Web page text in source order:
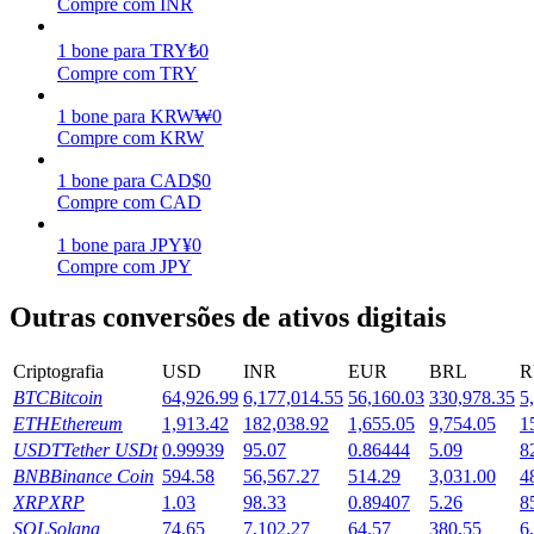
Ganhar
Ganhe recompensas competitivas diariamente
1 bone para TRY₺0
Compre com TRY
1 bone para KRW₩0
Compre com KRW
1 bone para CAD$0
Compre com CAD
1 bone para JPY¥0
Compre com JPY
Outras conversões de ativos digitais
Criptografia USD INR EUR BRL
BTCBitcoin 64,926.99 6,177,014.55 56,160.03 330,978.35
ETHEthereum 1,913.42 182,038.92 1,655.05 9,754.05
USDTTether USDt 0.99939 95.07 0.86444 5.09
BNBBinance Coin 594.58 56,567.27 514.29 3,031.00
XRPXRP 1.03 98.33 0.89407 5.26
SOLSolana 74.65 7,102.27 64.57 380.55